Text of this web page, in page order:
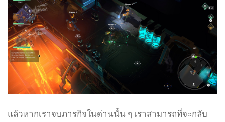
แล้วหากเราจบภารกิจในด่านนั้น ๆ เราสามารถที่จะกลับ